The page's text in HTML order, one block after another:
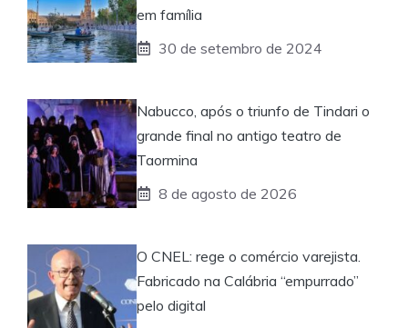
em família
30 de setembro de 2024
Nabucco, após o triunfo de Tindari o
grande final no antigo teatro de
Taormina
8 de agosto de 2026
O CNEL: rege o comércio varejista.
Fabricado na Calábria “empurrado”
pelo digital